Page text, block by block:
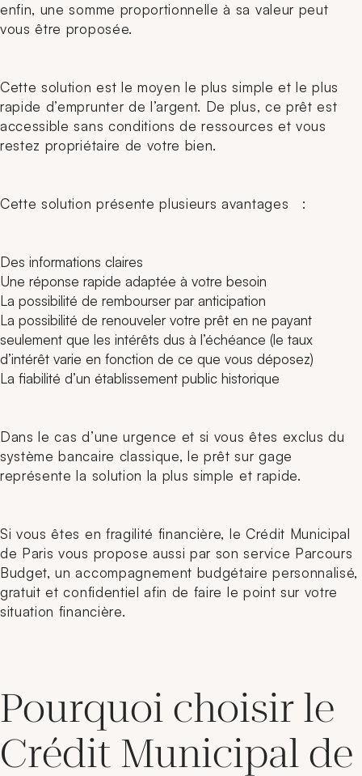
enfin, une somme proportionnelle à sa valeur peut
vous être proposée.
Cette solution est le moyen le plus simple et le plus
rapide d’emprunter de l’argent. De plus, ce prêt est
accessible sans conditions de ressources et vous
restez propriétaire de votre bien.
Cette solution présente plusieurs avantages :
Des informations claires
Une réponse rapide adaptée à votre besoin
La possibilité de rembourser par anticipation
La possibilité de renouveler votre prêt en ne payant
seulement que les intérêts dus à l’échéance (le taux
d’intérêt varie en fonction de ce que vous déposez)
La fiabilité d’un établissement public historique
Dans le cas d’une urgence et si vous êtes exclus du
système bancaire classique, le prêt sur gage
représente la solution la plus simple et rapide.
Si vous êtes en fragilité financière, le Crédit Municipal
de Paris vous propose aussi par son service Parcours
Budget, un accompagnement budgétaire personnalisé,
gratuit et confidentiel afin de faire le point sur votre
situation financière.
Pourquoi choisir le
Crédit Municipal de